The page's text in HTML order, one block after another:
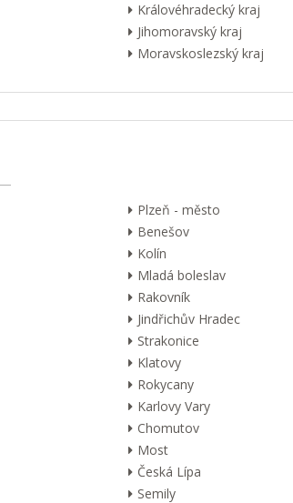
Královéhradecký kraj
Jihomoravský kraj
Moravskoslezský kraj
Plzeň - město
Benešov
Kolín
Mladá boleslav
Rakovník
Jindřichův Hradec
Strakonice
Klatovy
Rokycany
Karlovy Vary
Chomutov
Most
Česká Lípa
Semily